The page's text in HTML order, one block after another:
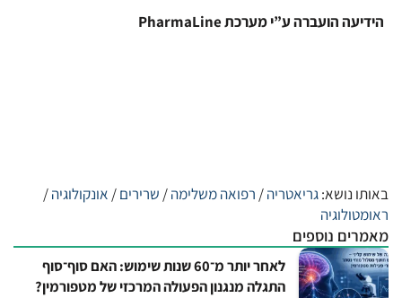
הידיעה הועברה ע”י מערכת PharmaLine
באותו נושא:גריאטריה/רפואה משלימה/שרירים/אונקולוגיה/
ראומטולוגיה
מאמרים נוספים
לאחר יותר מ־60 שנות שימוש: האם סוף־סוף
התגלה מנגנון הפעולה המרכזי של מטפורמין?